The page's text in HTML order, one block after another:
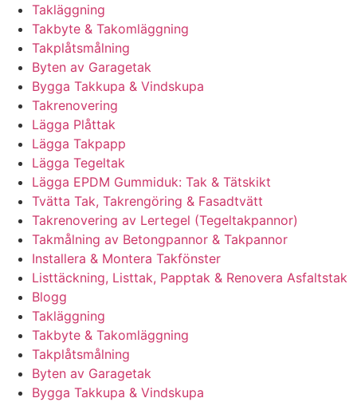
Takläggning
Takbyte & Takomläggning
Takplåtsmålning
Byten av Garagetak
Bygga Takkupa & Vindskupa
Takrenovering
Lägga Plåttak
Lägga Takpapp
Lägga Tegeltak
Lägga EPDM Gummiduk: Tak & Tätskikt
Tvätta Tak, Takrengöring & Fasadtvätt
Takrenovering av Lertegel (Tegeltakpannor)
Takmålning av Betongpannor & Takpannor
Installera & Montera Takfönster
Listtäckning, Listtak, Papptak & Renovera Asfaltstak
Blogg
Takläggning
Takbyte & Takomläggning
Takplåtsmålning
Byten av Garagetak
Bygga Takkupa & Vindskupa